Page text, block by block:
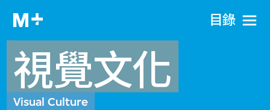
目​錄
視覺文化
Visual Culture